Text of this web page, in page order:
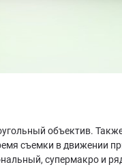
объектив.
съемки в движении
супермакро и